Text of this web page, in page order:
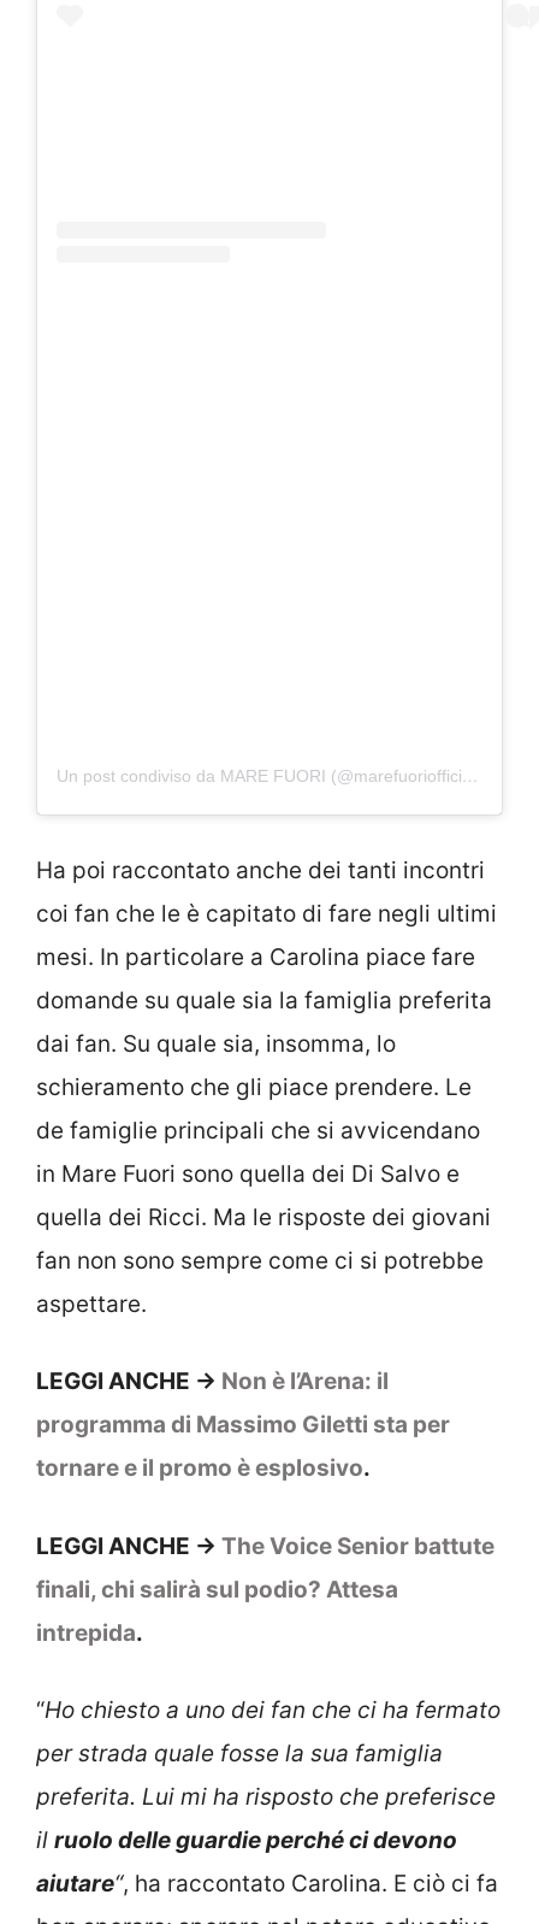
Un post condiviso da MARE FUORI (@marefuoriofficialserie)
Ha poi raccontato anche dei tanti incontri
coi fan che le è capitato di fare negli ultimi
mesi. In particolare a Carolina piace fare
domande su quale sia la famiglia preferita
dai fan. Su quale sia, insomma, lo
schieramento che gli piace prendere. Le
de famiglie principali che si avvicendano
in Mare Fuori sono quella dei Di Salvo e
quella dei Ricci. Ma le risposte dei giovani
fan non sono sempre come ci si potrebbe
aspettare.
LEGGI ANCHE -> Non è l’Arena: il
programma di Massimo Giletti sta per
tornare e il promo è esplosivo.
LEGGI ANCHE -> The Voice Senior battute
finali, chi salirà sul podio? Attesa
intrepida.
“Ho chiesto a uno dei fan che ci ha fermato
per strada quale fosse la sua famiglia
preferita. Lui mi ha risposto che preferisce
il ruolo delle guardie perché ci devono
aiutare“, ha raccontato Carolina. E ciò ci fa